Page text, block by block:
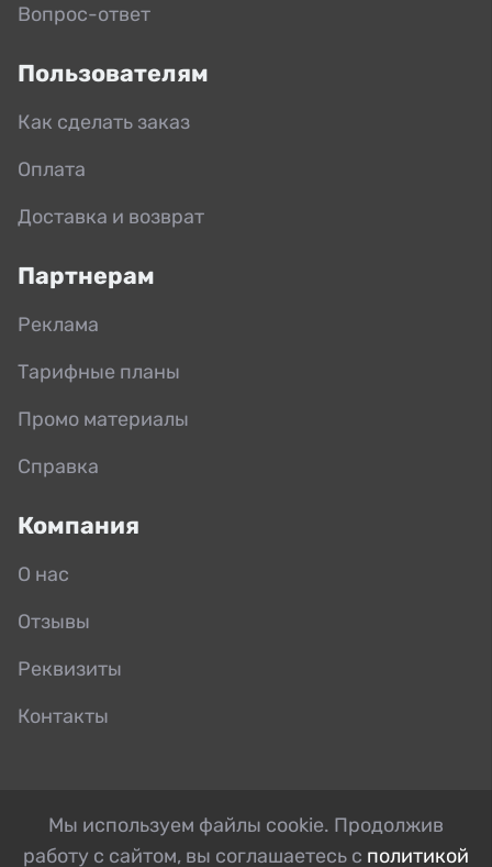
Вопрос-ответ
Пользователям
Как сделать заказ
Оплата
Доставка и возврат
Партнерам
Реклама
Тарифные планы
Промо материалы
Справка
Компания
О нас
Отзывы
Реквизиты
Контакты
Мы используем файлы cookie. Продолжив
работу с сайтом, вы соглашаетесь с политикой